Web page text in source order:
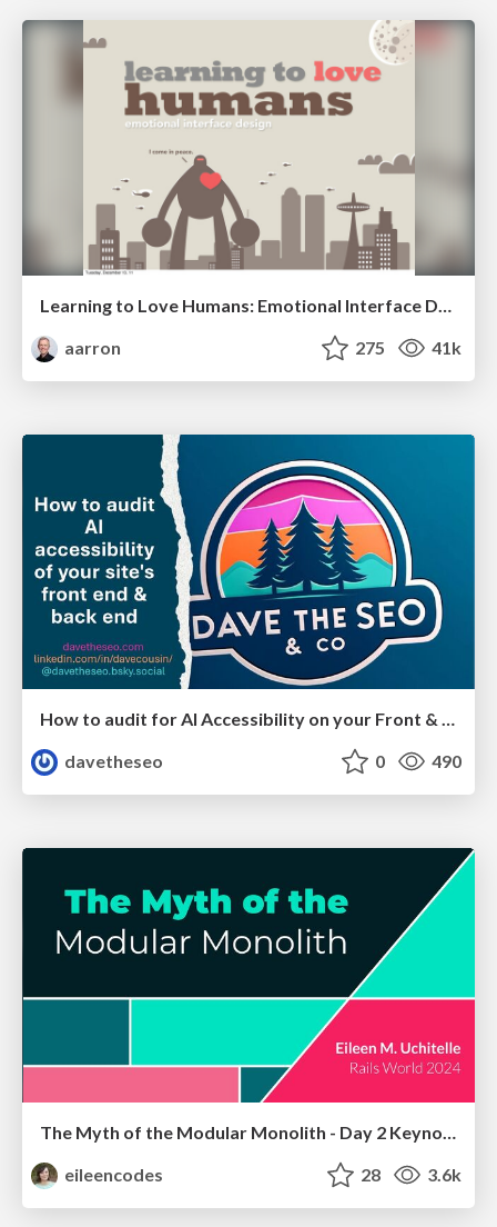
aarron
275 41k
How to audit for AI Accessibility on your Front & Back End
davetheseo
0 490
The Myth of the Modular Monolith - Day 2 Keynote - Rails World 2024
eileencodes
28 3.6k